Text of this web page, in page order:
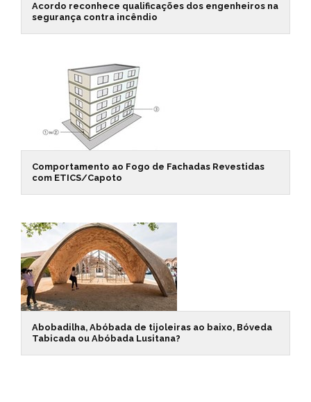
Acordo reconhece qualificações dos engenheiros na
segurança contra incêndio
Comportamento ao Fogo de Fachadas Revestidas
com ETICS/Capoto
Abobadilha, Abóbada de tijoleiras ao baixo, Bóveda
Tabicada ou Abóbada Lusitana?